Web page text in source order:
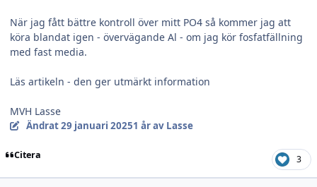
När jag fått bättre kontroll över mitt PO4 så kommer jag att
köra blandat igen - övervägande Al - om jag kör fosfatfällning
med fast media.
Läs artikeln - den ger utmärkt information
MVH Lasse
Ändrat29 januari 20251 årav Lasse
Citera 3